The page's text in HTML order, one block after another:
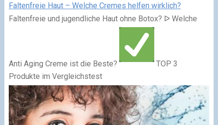
Faltenfreie Haut – Welche Cremes helfen wirklich?
Faltenfreie und jugendliche Haut ohne Botox? ᐅ Welche
Anti Aging Creme ist die Beste?
TOP 3
Produkte im Vergleichstest